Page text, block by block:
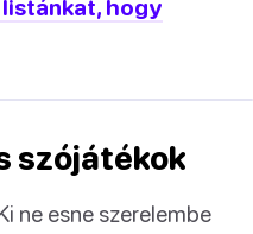
hogy
szójátékok
ne esne szerelembe